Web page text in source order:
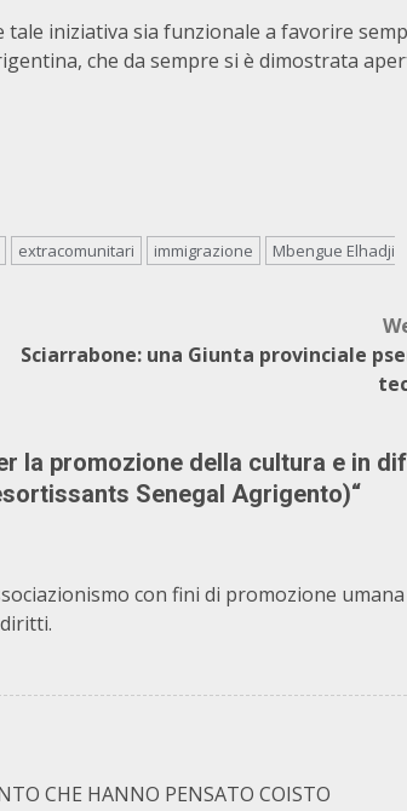
iniziativa sia funzionale a favorire
che da sempre si è dimostrata
extracomunitari immigrazione
Mbengue Elhadji
Sciarrabone: una Giunta provinciale
la promozione della cultura e in
Senegal Agrigento)“
con fini di promozione umana
CHE HANNO PENSATO COISTO